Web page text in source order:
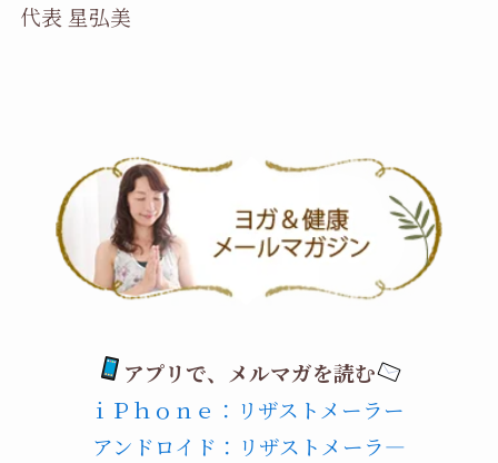
代表 星弘美
アプリで、メルマガを読む
ｉＰｈｏｎｅ：リザストメーラー
アンドロイド：リザストメーラ―